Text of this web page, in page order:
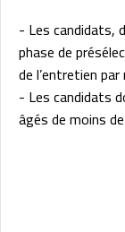
- Les candidats,
phase de
de l’entretien par
- Les candidats
âgés de moins